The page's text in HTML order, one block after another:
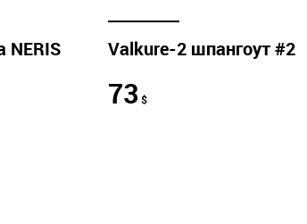
NERIS
Valkure-2 шпангоут #2
73 $